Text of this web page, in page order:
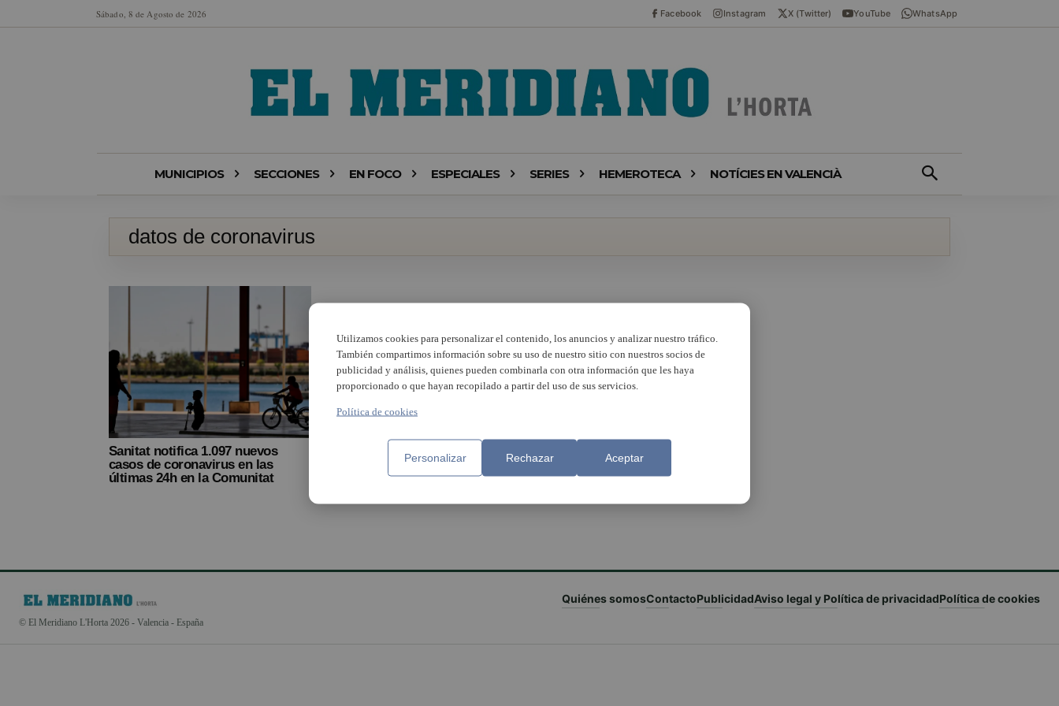
Sábado, 8 de Agosto de 2026 Facebook Instagram X (Twitter) YouTube WhatsApp
MUNICIPIOS SECCIONES EN FOCO ESPECIALES SERIES HEMEROTECA NOTÍCIES EN VALENCIÀ
datos de coronavirus
Sanitat notifica 1.097 nuevos
casos de coronavirus en las
últimas 24h en la Comunitat
© El Meridiano L'Horta 2026 - Valencia - España
Quiénes somosContactoPublicidadAviso legal y Política de privacidadPolítica de cookies
Utilizamos cookies para personalizar el contenido, los anuncios y analizar nuestro tráfico.
También compartimos información sobre su uso de nuestro sitio con nuestros socios de
publicidad y análisis, quienes pueden combinarla con otra información que les haya
proporcionado o que hayan recopilado a partir del uso de sus servicios.
Política de cookies
Personalizar Rechazar Aceptar